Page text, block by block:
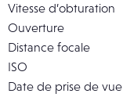
Vitesse d’obturation
Ouverture
Distance focale
ISO
Date de prise de vue